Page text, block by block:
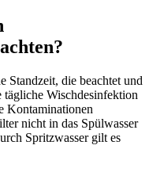
Standzeit, die beachtet und
tägliche Wischdesinfektion
Kontaminationen
nicht in das Spülwasser
Spritzwasser gilt es